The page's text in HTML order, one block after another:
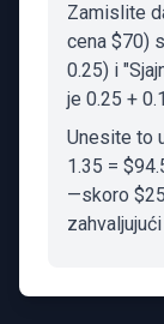
Zamislite
cena $70)
0.25) i
je 0.25 +
Unesite to
1.35 =
—skoro